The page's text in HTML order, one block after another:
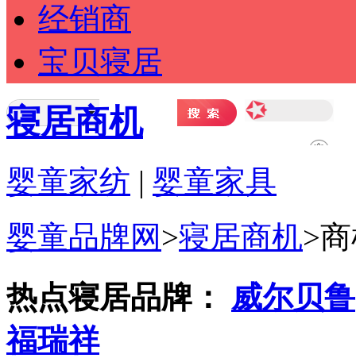
经销商
宝贝寝居
寝居商机
婴童家纺 | 婴童家具
婴童品牌网 >寝居商机>
热点寝居品牌：
威尔贝鲁
福瑞祥